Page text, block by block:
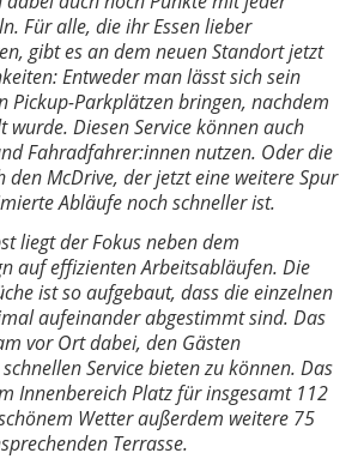
Für alle, die ihr Essen lieber
gibt es an dem neuen Standort jetzt
Entweder man lässt sich sein
Pickup-Parkplätzen bringen, nachdem
wurde. Diesen Service können auch
Fahradfahrer:innen nutzen. Oder die
den McDrive, der jetzt eine weitere Spur
Abläufe noch schneller ist.
liegt der Fokus neben dem
auf effizienten Arbeitsabläufen. Die
ist so aufgebaut, dass die einzelnen
aufeinander abgestimmt sind. Das
vor Ort dabei, den Gästen
Service bieten zu können. Das
Innenbereich Platz für insgesamt 112
Wetter außerdem weitere 75
Terrasse.